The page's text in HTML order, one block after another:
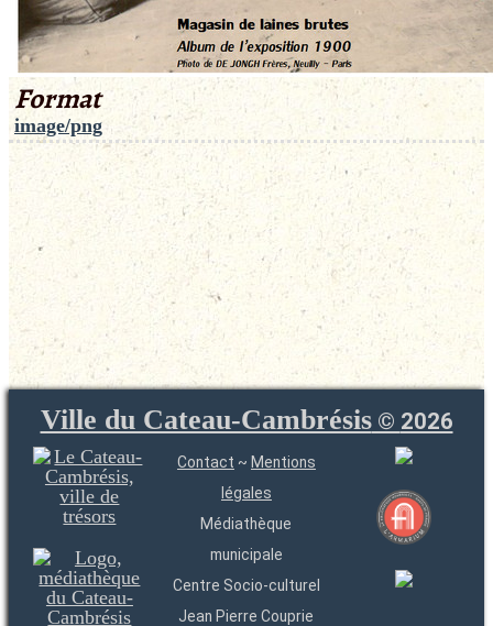
Format
image/png
Ville du Cateau-Cambrésis© 2026
Contact ~ Mentions
légales
Médiathèque
municipale
Centre Socio-culturel
Jean Pierre Couprie